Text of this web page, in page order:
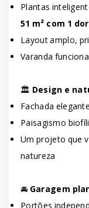
Plantas
51 m² com 1
Layout amplo,
Varanda
🏛 Design e
Fachada
Paisagismo
Um projeto que
natureza
🚘 Garagem
Portões